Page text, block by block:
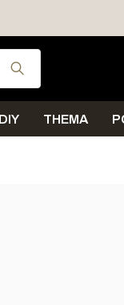
BE
Gebruik de
THEMA